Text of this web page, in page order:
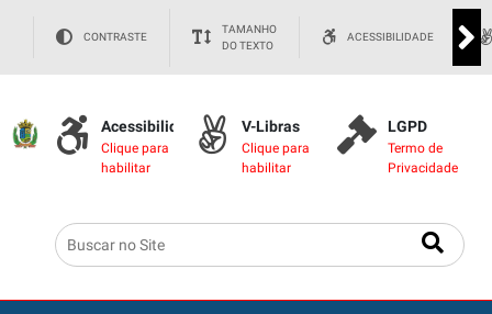
CONTRASTE
TAMANHO
DO TEXTO
ACESSIBILIDADE
Acessibilidade
Clique para
habilitar
V-Libras
Clique para
habilitar
LGPD
Termo de
Privacidade